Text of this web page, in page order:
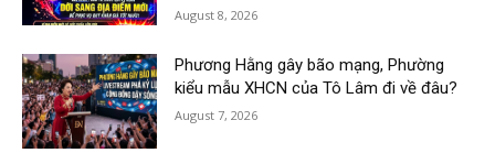
August 8, 2026
Phương Hằng gây bão mạng, Phường
kiểu mẫu XHCN của Tô Lâm đi về đâu?
August 7, 2026